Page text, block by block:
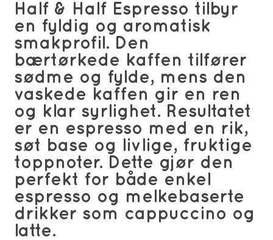
Half & Half Espresso tilbyr
en fyldig og aromatisk
smakprofil. Den
bærtørkede kaffen tilfører
sødme og fylde, mens den
vaskede kaffen gir en ren
og klar syrlighet. Resultatet
er en espresso med en rik,
søt base og livlige, fruktige
toppnoter. Dette gjør den
perfekt for både enkel
espresso og melkebaserte
drikker som cappuccino og
latte.